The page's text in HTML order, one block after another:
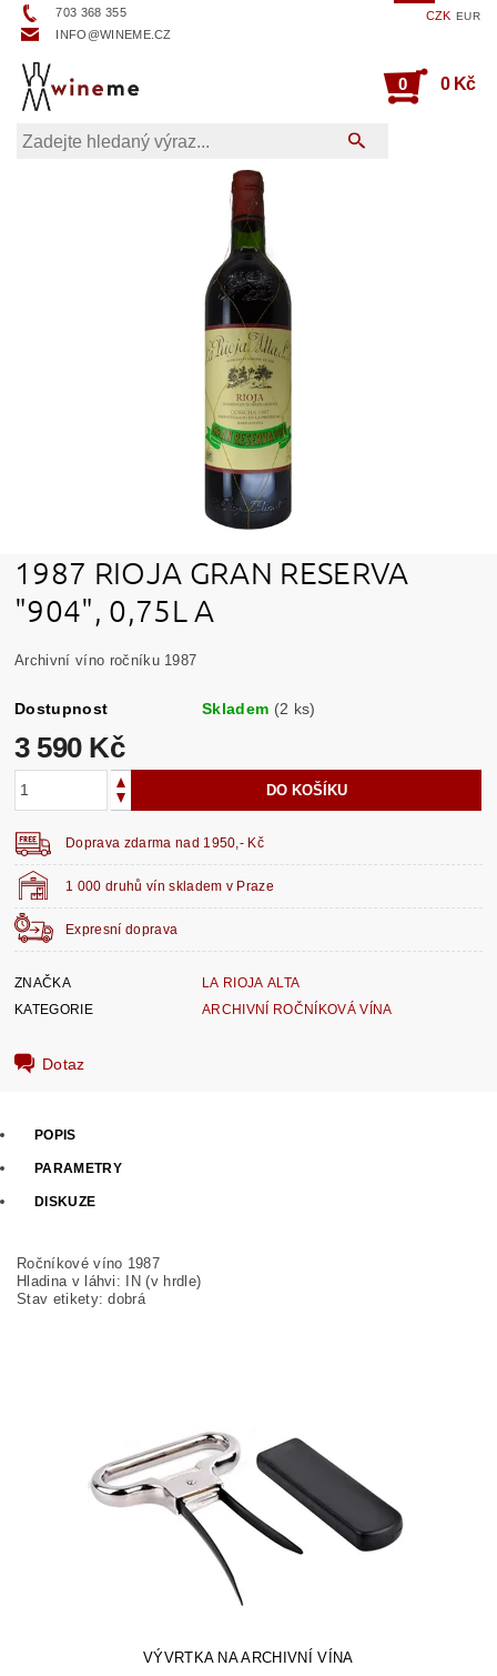
703 368 355
INFO@WINEME.CZ
CZK EUR
0 0 Kč
1987 RIOJA GRAN RESERVA
"904", 0,75L A
Archivní víno ročníku 1987
Dostupnost Skladem (2 ks)
3 590 Kč
1 000 druhů vín skladem v Praze
Expresní doprava
Doprava zdarma nad 1950,- Kč
ZNAČKA
LA RIOJA ALTA
KATEGORIE
ARCHIVNÍ ROČNÍKOVÁ VÍNA
Dotaz
POPIS
PARAMETRY
DISKUZE
Ročníkové víno 1987
Hladina v láhvi: IN (v hrdle)
Stav etikety: dobrá
VÝVRTKA NA ARCHIVNÍ VÍNA